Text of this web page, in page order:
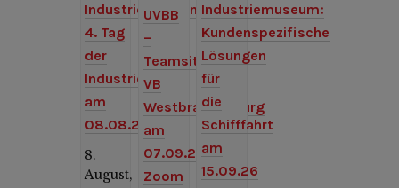
Industriemuseum:
4. Tag
der
Industriekultur
am
08.08.26
8.
August,
UVBB
–
Teamsitzung
VB
Westbrandenburg
am
07.09.26,
Zoom
Industriemuseum:
Kundenspezifische
Lösungen
für
die
Schifffahrt
am
15.09.26